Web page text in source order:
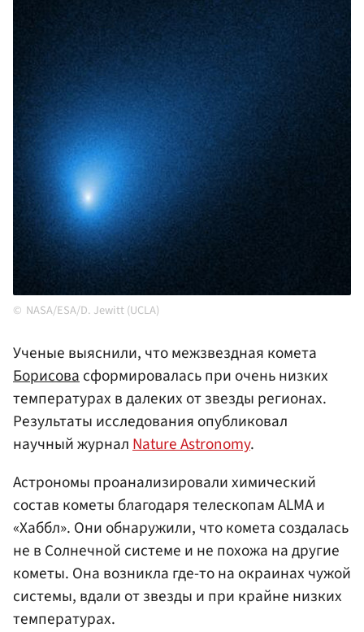
NASA/ESA/D. Jewitt (UCLA)
Ученые выяснили, что межзвездная комета
Борисовасформировалась при очень низких
температурах в далеких от звезды регионах.
Результаты исследования опубликовал
научный журналNature Astronomy.
Астрономы проанализировали химический
состав кометы благодаря телескопам ALMA и
«Хаббл». Они обнаружили, что комета создалась
не в Солнечной системе и не похожа на другие
кометы. Она возникла где-то на окраинах чужой
системы, вдали от звезды и при крайне низких
температурах.